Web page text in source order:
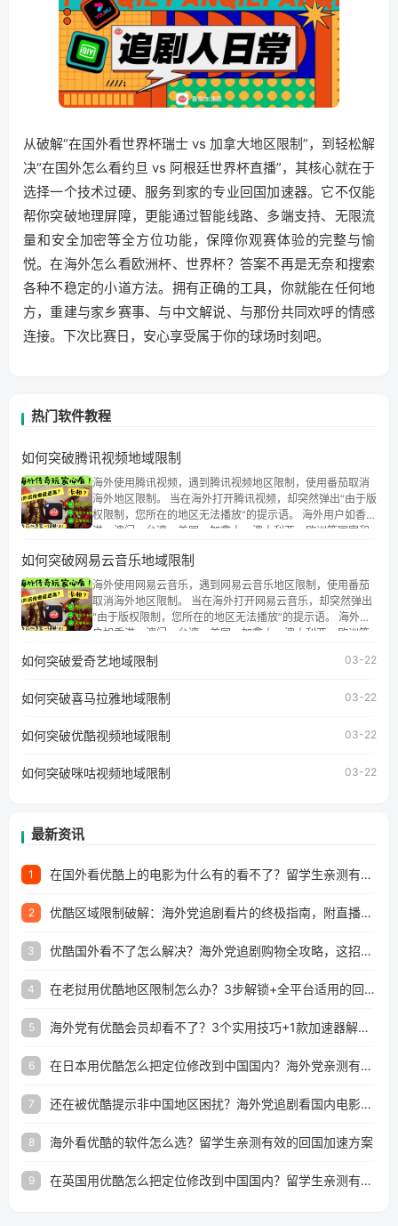
从破解“在国外看世界杯瑞士 vs 加拿大地区限制”，到轻松解
决“在国外怎么看约旦 vs 阿根廷世界杯直播”，其核心就在于
选择一个技术过硬、服务到家的专业回国加速器。它不仅能
帮你突破地理屏障，更能通过智能线路、多端支持、无限流
量和安全加密等全方位功能，保障你观赛体验的完整与愉
悦。在海外怎么看欧洲杯、世界杯？答案不再是无奈和搜索
各种不稳定的小道方法。拥有正确的工具，你就能在任何地
方，重建与家乡赛事、与中文解说、与那份共同欢呼的情感
连接。下次比赛日，安心享受属于你的球场时刻吧。
热门软件教程
如何突破腾讯视频地域限制
海外使用腾讯视频，遇到腾讯视频地区限制，使用番茄取消
海外地区限制。 当在海外打开腾讯视频，却突然弹出“由于版
权限制，您所在的地区无法播放”的提示语。 海外用户如香
港、澳门、台湾、美国、加拿大、澳大利亚、欧洲等国家和
权限制问题，且仅能在中国大陆地区播放。 遇到这个问题的
朋友们，使用番茄回国加速器，即可解决「海外用户收听腾
讯视频地区版权限制」的问题，无论人在香港、澳门、台
湾、美国、加拿大、澳大利亚、欧洲等国家和地区工作、留
学、定居等，都可以使用，不再因地区和版权限制所困扰。
如何突破网易云音乐地域限制
海外使用网易云音乐，遇到网易云音乐地区限制，使用番茄
取消海外地区限制。 当在海外打开网易云音乐，却突然弹出
“由于版权限制，您所在的地区无法播放”的提示语。 海外用
户如香港、澳门、台湾、美国、加拿大、澳大利亚、欧洲等
地区及版权限制问题，且仅能在中国大陆地区播放。 遇到这
户收听网易云音乐地区版权限制」的问题，无论人在香港、
工作、留学、定居等，都可以使用，不再因地区和版权限制
所困扰。
如何突破爱奇艺地域限制 03-22
如何突破喜马拉雅地域限制 03-22
如何突破优酷视频地域限制 03-22
如何突破咪咕视频地域限制 03-22
最新资讯
1 在国外看优酷上的电影为什么有的看不了？留学生亲测有效的回国加速方案
2 优酷区域限制破解：海外党追剧看片的终极指南，附直播欧冠+1905电影网解决方案
3 优酷国外看不了怎么解决？海外党追剧购物全攻略，这招亲测有效！
4 在老挝用优酷地区限制怎么办？3步解锁+全平台适用的回国加速器指南
5 海外党有优酷会员却看不了？3个实用技巧+1款加速器解决追剧&金融APP难题
6 在日本用优酷怎么把定位修改到中国国内？海外党亲测有效的回国加速指南
7 还在被优酷提示非中国地区困扰？海外党追剧看国内电影的正确打开方式
8 海外看优酷的软件怎么选？留学生亲测有效的回国加速方案
9 在英国用优酷怎么把定位修改到中国国内？留学生亲测有效的回国加速方案